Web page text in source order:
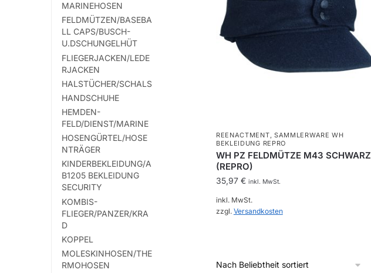
Optionen
können
auf
Produktseite
REENACTMENT SAMMLERWARE WH
BEKLEIDUNG REPRO
WH PZ FELDMÜTZE M43 SCHWARZ
(REPRO)
35,97 € inkl. MwSt.
inkl. MwSt.
zzgl. Versandkosten
weist
MARINEHOSEN
FELDMÜTZEN/BASEBA
LL CAPS/BUSCH-
U.DSCHUNGELHÜT
FLIEGERJACKEN/LEDE
RJACKEN
HALSTÜCHER/SCHALS
HANDSCHUHE
HEMDEN-
FELD/DIENST/MARINE
HOSENGÜRTEL/HOSE
NTRÄGER
KINDERBEKLEIDUNG/A
B1205 BEKLEIDUNG
SECURITY
KOMBIS-
FLIEGER/PANZER/KRA
D
KOPPEL
MOLESKINHOSEN/THE
RMOHOSEN